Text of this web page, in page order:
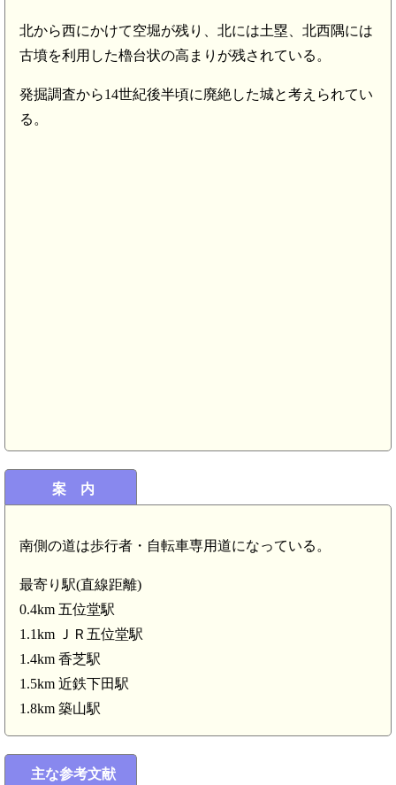
北から西にかけて空堀が残り、北には土塁、北西隅には
古墳を利用した櫓台状の高まりが残されている。
発掘調査から14世紀後半頃に廃絶した城と考えられてい
る。
案 内
南側の道は歩行者・自転車専用道になっている。
最寄り駅(直線距離)
0.4km 五位堂駅
1.1km ＪＲ五位堂駅
1.4km 香芝駅
1.5km 近鉄下田駅
1.8km 築山駅
主な参考文献
大和 片岡城(4.5km)
殿城(5.5km)